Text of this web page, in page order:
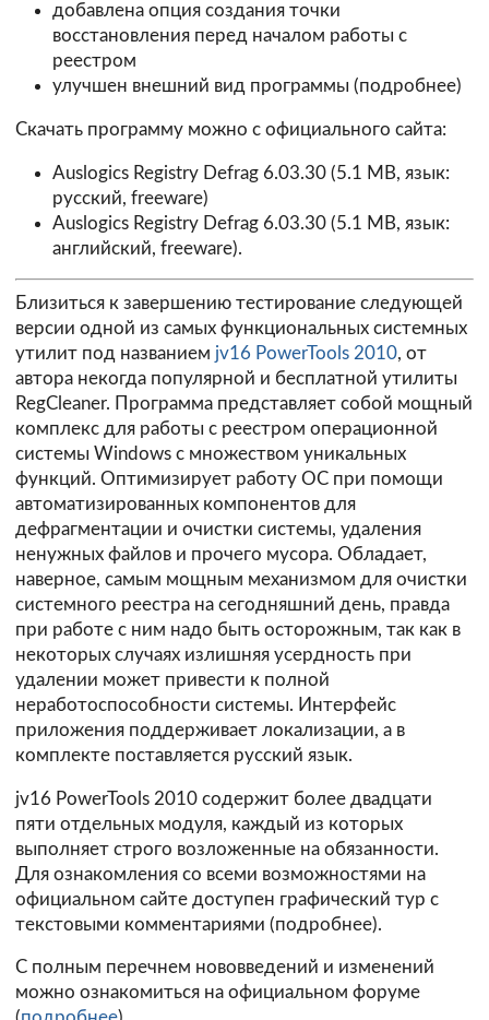
добавлена опция создания точки
восстановления перед началом работы с
реестром
улучшен внешний вид программы (подробнее)
Скачать программу можно с официального сайта:
Auslogics Registry Defrag 6.03.30(5.1 MB, язык:
русский, freeware)
Auslogics Registry Defrag 6.03.30(5.1 MB, язык:
английский, freeware).
Близиться к завершению тестирование следующей
версии одной из самых функциональных системных
утилит под названием jv16 PowerTools 2010, от
автора некогда популярной и бесплатной утилиты
RegCleaner. Программа представляет собой мощный
комплекс для работы с реестром операционной
системы Windows с множеством уникальных
функций. Оптимизирует работу ОС при помощи
автоматизированных компонентов для
дефрагментации и очистки системы, удаления
ненужных файлов и прочего мусора. Обладает,
наверное, самым мощным механизмом для очистки
системного реестра на сегодняшний день, правда
при работе с ним надо быть осторожным, так как в
некоторых случаях излишняя усердность при
удалении может привести к полной
неработоспособности системы. Интерфейс
приложения поддерживает локализации, а в
комплекте поставляется русский язык.
jv16 PowerTools 2010 содержит более двадцати
пяти отдельных модуля, каждый из которых
выполняет строго возложенные на обязанности.
Для ознакомления со всеми возможностями на
официальном сайте доступен графический тур с
текстовыми комментариями (подробнее).
С полным перечнем нововведений и изменений
можно ознакомиться на официальном форуме